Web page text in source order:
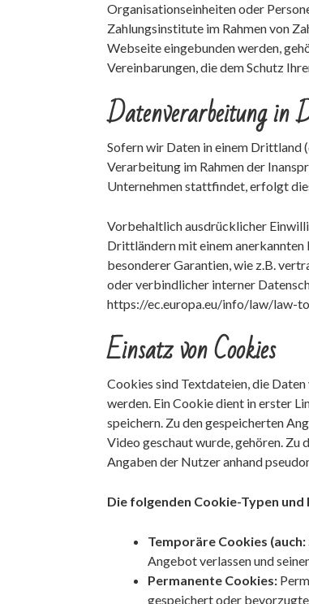
Organisationseinheiten oder
Zahlungsinstitute im Rahmen von
Webseite eingebunden werden,
Vereinbarungen, die dem Schutz
Datenverarbeitung in
Sofern wir Daten in einem Drittland
Verarbeitung im Rahmen der
Unternehmen stattfindet, erfolgt
Vorbehaltlich ausdrücklicher
Drittländern mit einem anerkannten
besonderer Garantien, wie z.B.
oder verbindlicher interner
https://ec.europa.eu/info/law/law-
Einsatz von Cookies
Cookies sind Textdateien, die
werden. Ein Cookie dient in erster
speichern. Zu den gespeicherten
Video geschaut wurde, gehören. Zu
Angaben der Nutzer anhand
Die folgenden Cookie-Typen
Temporäre Cookies
Angebot verlassen und
Permanente Cookies:
gespeichert oder